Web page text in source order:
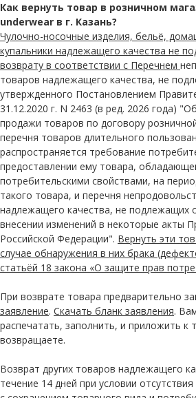
Как вернуть товар в розничном
underwear в г. Казань?
Чулочно-носочные изделия, бельё,
купальники надлежащего качества не
возврату в соответствии с Перечнем
товаров надлежащего качества, не
утвержденного Постановлением
31.12.2020 г. N 2463 (в ред. 2026 года)
продажи товаров по договору
перечня товаров длительного
распространяется требование
предоставлении ему товара,
потребительскими свойствами, на
такого товара, и перечня
надлежащего качества, не подлежащих
внесении изменений в некоторые акты
Российской Федерации". Вернуть эти
случае обнаружения в них брака
статьёй 18 закона «О защите прав
При возврате товара предварительно
заявление. Скачать бланк заявления.
распечатать, заполнить, и приложить к
возвращаете.
Возврат других товаров надлежащего
течение 14 дней при условии